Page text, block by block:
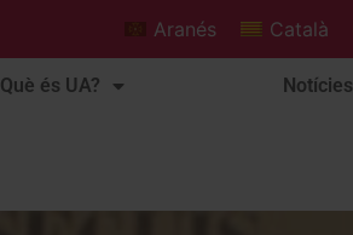
Aranés Català
Què és UA? Notícies